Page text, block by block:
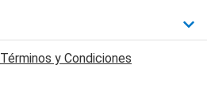
Términos y Condiciones